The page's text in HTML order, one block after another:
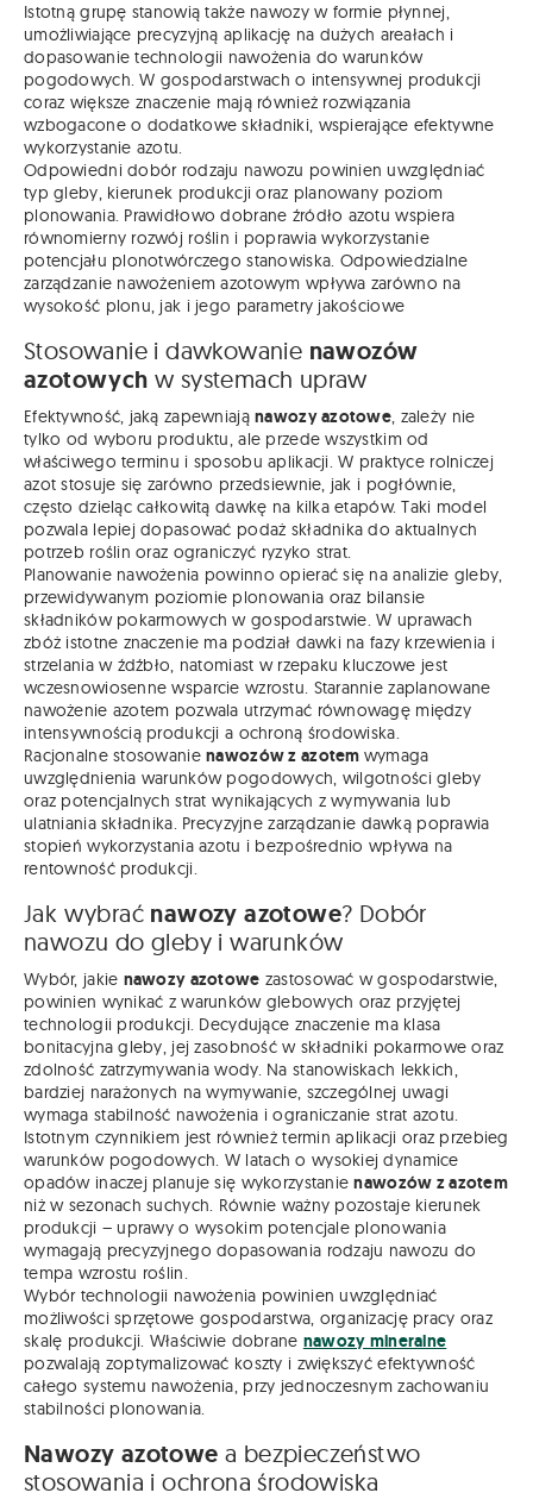
Istotną grupę stanowią także nawozy w formie płynnej,
umożliwiające precyzyjną aplikację na dużych areałach i
dopasowanie technologii nawożenia do warunków
pogodowych. W gospodarstwach o intensywnej produkcji
coraz większe znaczenie mają również rozwiązania
wzbogacone o dodatkowe składniki, wspierające efektywne
wykorzystanie azotu.
Odpowiedni dobór rodzaju nawozu powinien uwzględniać
typ gleby, kierunek produkcji oraz planowany poziom
plonowania. Prawidłowo dobrane źródło azotu wspiera
równomierny rozwój roślin i poprawia wykorzystanie
potencjału plonotwórczego stanowiska. Odpowiedzialne
zarządzanie nawożeniem azotowym wpływa zarówno na
wysokość plonu, jak i jego parametry jakościowe
Stosowanie i dawkowanie nawozów
azotowychw systemach upraw
Efektywność, jaką zapewniająnawozy azotowe, zależy nie
tylko od wyboru produktu, ale przede wszystkim od
właściwego terminu i sposobu aplikacji. W praktyce rolniczej
azot stosuje się zarówno przedsiewnie, jak i pogłównie,
często dzieląc całkowitą dawkę na kilka etapów. Taki model
pozwala lepiej dopasować podaż składnika do aktualnych
potrzeb roślin oraz ograniczyć ryzyko strat.
Planowanie nawożenia powinno opierać się na analizie gleby,
przewidywanym poziomie plonowania oraz bilansie
składników pokarmowych w gospodarstwie. W uprawach
zbóż istotne znaczenie ma podział dawki na fazy krzewienia i
strzelania w źdźbło, natomiast w rzepaku kluczowe jest
wczesnowiosenne wsparcie wzrostu. Starannie zaplanowane
nawożenie azotem pozwala utrzymać równowagę między
intensywnością produkcji a ochroną środowiska.
Racjonalne stosowanienawozów z azotem wymaga
uwzględnienia warunków pogodowych, wilgotności gleby
oraz potencjalnych strat wynikających z wymywania lub
ulatniania składnika. Precyzyjne zarządzanie dawką poprawia
stopień wykorzystania azotu i bezpośrednio wpływa na
rentowność produkcji.
Jak wybrać nawozy azotowe? Dobór
nawozu do gleby i warunków
Wybór, jakie nawozy azotowe zastosować w gospodarstwie,
powinien wynikać z warunków glebowych oraz przyjętej
technologii produkcji. Decydujące znaczenie ma klasa
bonitacyjna gleby, jej zasobność w składniki pokarmowe oraz
zdolność zatrzymywania wody. Na stanowiskach lekkich,
bardziej narażonych na wymywanie, szczególnej uwagi
wymaga stabilność nawożenia i ograniczanie strat azotu.
Istotnym czynnikiem jest również termin aplikacji oraz przebieg
warunków pogodowych. W latach o wysokiej dynamice
opadów inaczej planuje się wykorzystanienawozów z azotem
niż w sezonach suchych. Równie ważny pozostaje kierunek
produkcji – uprawy o wysokim potencjale plonowania
wymagają precyzyjnego dopasowania rodzaju nawozu do
tempa wzrostu roślin.
Wybór technologii nawożenia powinien uwzględniać
możliwości sprzętowe gospodarstwa, organizację pracy oraz
skalę produkcji. Właściwie dobrane nawozy mineralne
pozwalają zoptymalizować koszty i zwiększyć efektywność
całego systemu nawożenia, przy jednoczesnym zachowaniu
stabilności plonowania.
Nawozy azotowe a bezpieczeństwo
stosowania i ochrona środowiska